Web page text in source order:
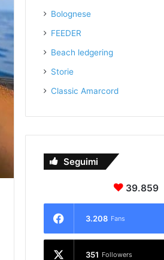
Bolognese
FEEDER
Beach ledgering
Storie
Classic Amarcord
Seguimi
39.859
3.208 Fans
351 Followers